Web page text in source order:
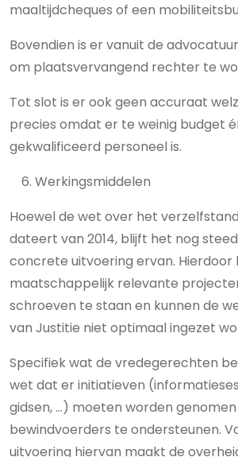
maaltijdcheques of een
Bovendien is er vanuit de
om plaatsvervangend rechter te
Tot slot is er ook geen accuraat
precies omdat er te weinig budget
gekwalificeerd personeel is.
Werkingsmiddelen
Hoewel de wet over het
dateert van 2014, blijft het nog
concrete uitvoering ervan. Hierdoor
maatschappelijk relevante
schroeven te staan en kunnen de
van Justitie niet optimaal ingezet
Specifiek wat de vredegerechten
wet dat er initiatieven
gidsen, …) moeten worden
bewindvoerders te ondersteunen.
uitvoering hiervan maakt de